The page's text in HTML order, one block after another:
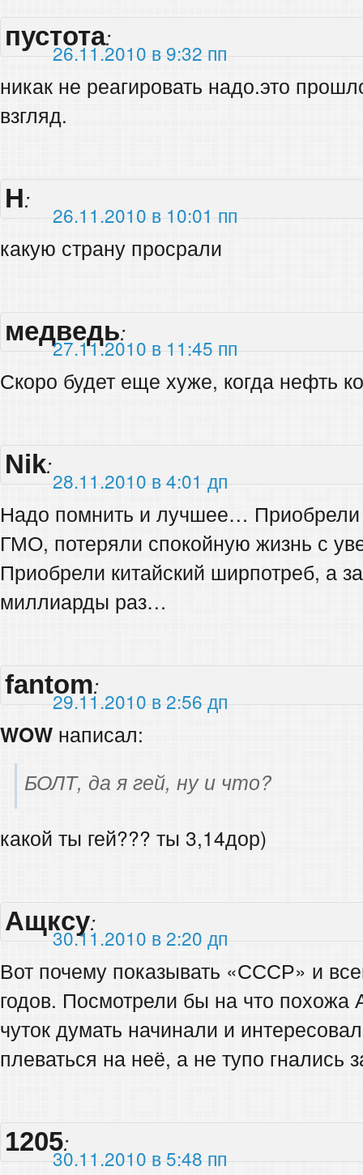
пустота:
26.11.2010 в 9:32 пп
никак не реагировать надо.это
взгляд.
Н:
26.11.2010 в 10:01 пп
какую страну просрали
медведь:
27.11.2010 в 11:45 пп
Скоро будет еще хуже, когда нефть
Nik:
28.11.2010 в 4:01 дп
Надо помнить и лучшее… Приобрели
ГМО, потеряли спокойную жизнь с
Приобрели китайский ширпотреб, а
миллиарды раз…
fantom:
29.11.2010 в 2:56 дп
WOW написал:
БОЛТ, да я гей, ну и что?
какой ты гей??? ты 3,14дор)
Ащксу:
30.11.2010 в 2:20 дп
Вот почему показывать «СССР» и
годов. Посмотрели бы на что похожа
чуток думать начинали и
плеваться на неё, а не тупо гнались
1205:
30.11.2010 в 5:48 пп